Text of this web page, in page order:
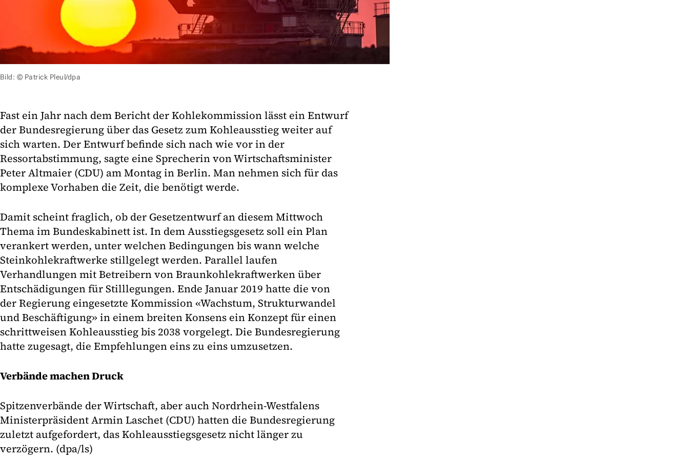
Bild: © Patrick Pleul/dpa
Fast ein Jahr nach dem Bericht der Kohlekommission lässt ein Entwurf
der Bundesregierung über das Gesetz zum Kohleausstieg weiter auf
sich warten. Der Entwurf befinde sich nach wie vor in der
Ressortabstimmung, sagte eine Sprecherin von Wirtschaftsminister
Peter Altmaier (CDU) am Montag in Berlin. Man nehmen sich für das
komplexe Vorhaben die Zeit, die benötigt werde.
Damit scheint fraglich, ob der Gesetzentwurf an diesem Mittwoch
Thema im Bundeskabinett ist. In dem Ausstiegsgesetz soll ein Plan
verankert werden, unter welchen Bedingungen bis wann welche
Steinkohlekraftwerke stillgelegt werden. Parallel laufen
Verhandlungen mit Betreibern von Braunkohlekraftwerken über
Entschädigungen für Stilllegungen. Ende Januar 2019 hatte die von
der Regierung eingesetzte Kommission «Wachstum, Strukturwandel
und Beschäftigung» in einem breiten Konsens ein Konzept für einen
schrittweisen Kohleausstieg bis 2038 vorgelegt. Die Bundesregierung
hatte zugesagt, die Empfehlungen eins zu eins umzusetzen.
Verbände machen Druck
Spitzenverbände der Wirtschaft, aber auch Nordrhein-Westfalens
Ministerpräsident Armin Laschet (CDU) hatten die Bundesregierung
zuletzt aufgefordert, das Kohleausstiegsgesetz nicht länger zu
verzögern. (dpa/ls)